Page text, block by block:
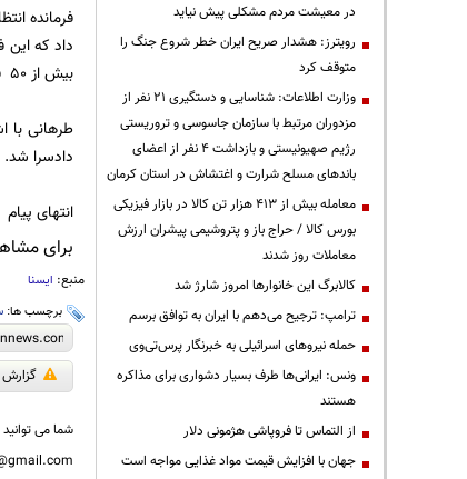
داد که این
بیش از ۵۰ فقره لوازم و محتویات مسروقه داخل خودرو اعتراف کرد.
طرهانی با
دادسرا
انتهای پیام
برای
منبع: ایسنا
برچسب ها:
شما می
در معیشت مردم مشکلی پیش نیاید
رویترز: هشدار صریح ایران خطر شروع جنگ را
متوقف کرد
وزارت اطلاعات: شناسایی و دستگیری ۲۱ نفر از
مزدوران مرتبط با سازمان جاسوسی و تروریستی
رژیم صهیونیستی و بازداشت ۴ نفر از اعضای
باندهای مسلح شرارت و اغتشاش در استان کرمان
معامله بیش از ۴۱۳ هزار تن کالا در بازار فیزیکی
بورس کالا / حراج باز و پتروشیمی پیشران ارزش
معاملات روز شدند
کالابرگ این خانوارها امروز شارژ شد
ترامپ: ترجیح می‌دهم با ایران به توافق برسم
حمله نیروهای اسرائیلی به خبرنگار پرس‌تی‌وی
ونس: ایرانی‌ها طرف بسیار دشواری برای مذاکره
هستند
از التماس تا فروپاشی هژمونی دلار
جهان با افزایش قیمت مواد غذایی مواجه است